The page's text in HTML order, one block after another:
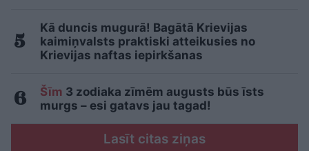
Kā duncis mugurā! Bagātā Krievijas
kaimiņvalsts praktiski atteikusies no
Krievijas naftas iepirkšanas
Šīm 3 zodiaka zīmēm augusts būs īsts
murgs – esi gatavs jau tagad!
Lasīt citas ziņas